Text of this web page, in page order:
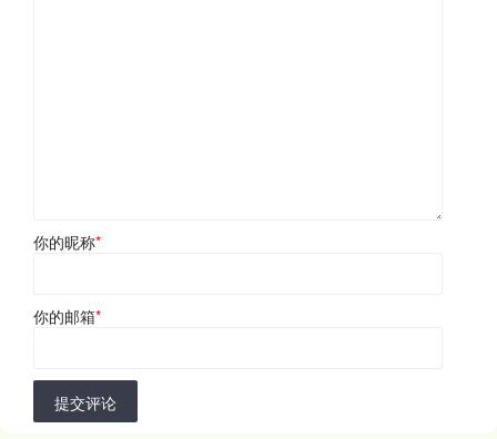
你的昵称*
你的邮箱*
提交评论